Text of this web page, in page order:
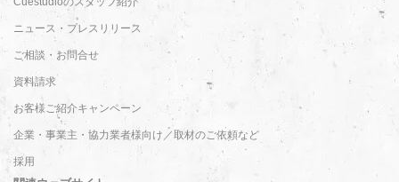
ニュース・プレスリリース
ご相談・お問合せ
資料請求
お客様ご紹介キャンペーン
企業・事業主・協力業者様向け／取材のご依頼など
採用